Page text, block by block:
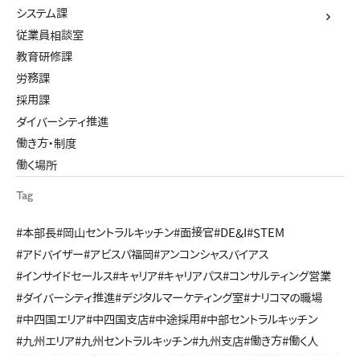
システム課
従業員相談室
教育研修課
労務課
採用課
ダイバーシティ推進
働き方・制度
働く場所
Tag
#本部長#岡山セントラルキッチン#面接官#DE&I #STEM
#アドバイザー#アビスパ福岡#アンコンシャスバイアス
#インサイドセールス#キャリア#キャリアパス#コンサルティング営業
#ダイバーシティ推進#デジタルマーケティング室#ナリコマの職場
#中四国エリア#中四国支店#中途採用#中部セントラルキッチン
#九州エリア#九州セントラルキッチン#九州支店#働き方#働く人